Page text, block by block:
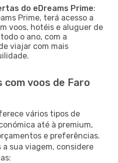
do eDreams Prime:
Prime, terá acesso a
voos, hotéis e aluguer de
o ano, com a
viajar com mais
com voos de Faro
vários tipos de
até à premium,
e preferências.
a sua viagem, considere